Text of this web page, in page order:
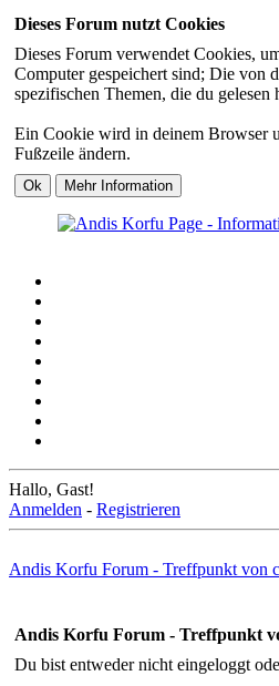
Dieses Forum nutzt Cookies
Dieses Forum verwendet Cookies,
Computer gespeichert sind; Die von
spezifischen Themen, die du
Ein Cookie wird in deinem Browser
Fußzeile ändern.
Hallo, Gast!
Anmelden - Registrieren
Andis Korfu Forum - Treffpunkt von
Andis Korfu Forum - Treffpunkt
Du bist entweder nicht eingeloggt